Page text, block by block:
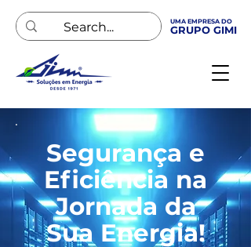
UMA EMPRESA DO
GRUPO GIMI
Segurança e
Eficiência na
Jornada da
Sua Energia!